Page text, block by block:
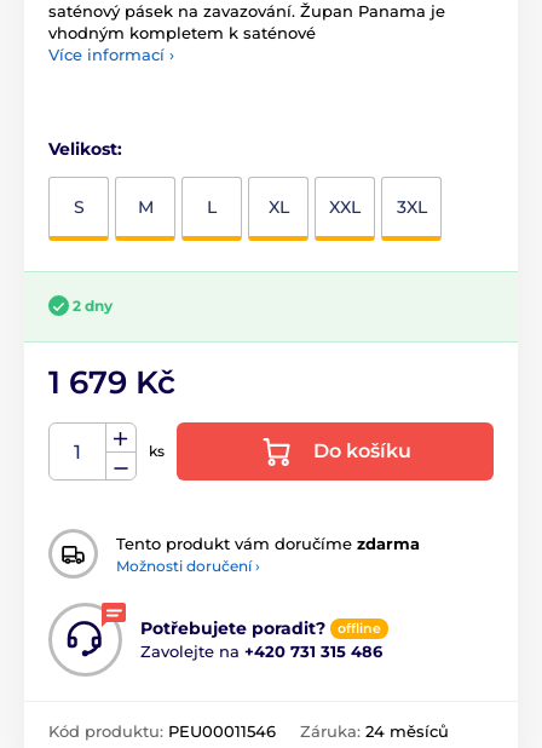
saténový pásek na zavazování. Župan Panama je
vhodným kompletem k saténové
Více informací ›
Velikost:
S M L XL XXL 3XL
2 dny
1 679 Kč
ks Do košíku
Tento produkt vám doručíme zdarma
Možnosti doručení ›
Potřebujete poradit? offline
Zavolejte na +420 731 315 486
Kód produktu: PEU00011546 Záruka: 24 měsíců